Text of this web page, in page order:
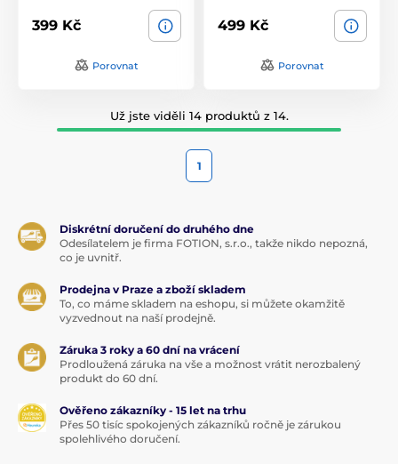
399 Kč
Porovnat
499 Kč
Porovnat
Už jste viděli 14 produktů z 14.
1
Diskrétní doručení do druhého dne
Odesílatelem je firma FOTION, s.r.o., takže nikdo nepozná,
co je uvnitř.
Prodejna v Praze a zboží skladem
To, co máme skladem na eshopu, si můžete okamžitě
vyzvednout na naší prodejně.
Záruka 3 roky a 60 dní na vrácení
Prodloužená záruka na vše a možnost vrátit nerozbalený
produkt do 60 dní.
Ověřeno zákazníky - 15 let na trhu
Přes 50 tisíc spokojených zákazníků ročně je zárukou
spolehlivého doručení.